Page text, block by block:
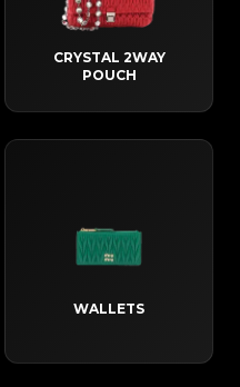
CRYSTAL 2WAY
POUCH
WALLETS